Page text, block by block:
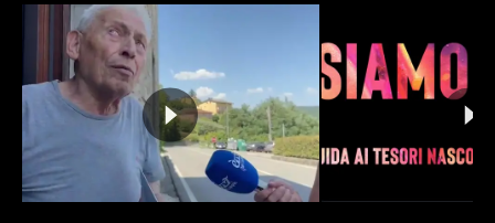
ABBONATI
ANNUNCI
NECROLOGI
SPIAGGE
STORE